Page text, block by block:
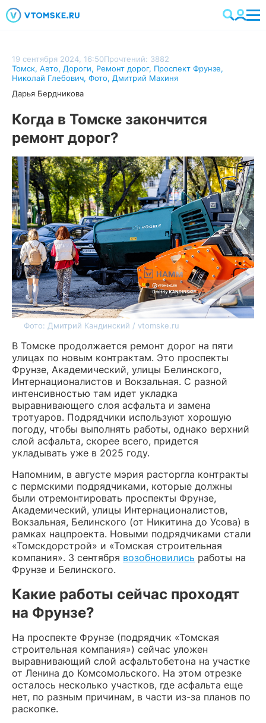
19 сентября 2024, 16:50Прочтений: 3882
Томск, Авто, Дороги, Ремонт дорог, Проспект Фрунзе,
Николай Глебович, Фото, Дмитрий Махиня
Дарья Бердникова
Когда в Томске закончится
ремонт дорог?
Фото: Дмитрий Кандинский / vtomske.ru
В Томске продолжается ремонт дорог на пяти
улицах по новым контрактам. Это проспекты
Фрунзе, Академический, улицы Белинского,
Интернационалистов и Вокзальная. С разной
интенсивностью там идет укладка
выравнивающего слоя асфальта и замена
тротуаров. Подрядчики используют хорошую
погоду, чтобы выполнять работы, однако верхний
слой асфальта, скорее всего, придется
укладывать уже в 2025 году.
Напомним, в августе мэрия расторгла контракты
с пермскими подрядчиками, которые должны
были отремонтировать проспекты Фрунзе,
Академический, улицы Интернационалистов,
Вокзальная, Белинского (от Никитина до Усова) в
рамках нацпроекта. Новыми подрядчиками стали
«Томскдорстрой» и «Томская строительная
компания». 3 сентября возобновились работы на
Фрунзе и Белинского.
Какие работы сейчас проходят
на Фрунзе?
На проспекте Фрунзе (подрядчик «Томская
строительная компания») сейчас уложен
выравнивающий слой асфальтобетона на участке
от Ленина до Комсомольского. На этом отрезке
осталось несколько участков, где асфальта еще
нет, по разным причинам, в части из-за планов по
раскопке.